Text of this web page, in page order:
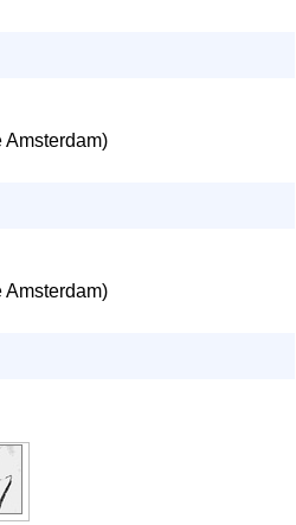
Amsterdam)
Amsterdam)